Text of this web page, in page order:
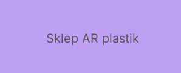
Sklep AR plastik